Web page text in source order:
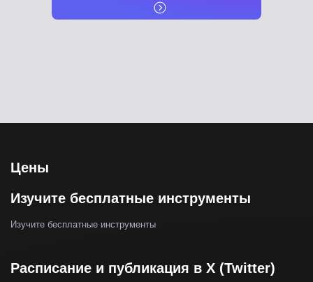
Цены
Изучите бесплатные инструменты
Изучите бесплатные инструменты
Расписание и публикация в X (Twitter)